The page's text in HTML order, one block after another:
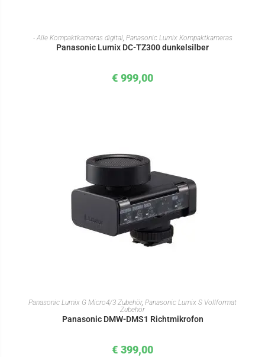
IN DEN WARENKORB
- Alle Kompaktkameras digital, Panasonic Lumix Kompaktkameras
Panasonic Lumix DC-TZ300 dunkelsilber
€ 999,00
IN DEN WARENKORB
Panasonic Lumix G Micro4/3 Zubehör, Panasonic Lumix S Vollformat
Zubehör
Panasonic DMW-DMS1 Richtmikrofon
€ 399,00